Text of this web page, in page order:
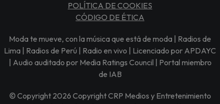
POLÍTICA DE COOKIES
CÓDIGO DE ÉTICA
Moda te mueve, con la música que está de moda | Radios de
Lima | Radios de Perú | Radio en vivo | Licenciado por APDAYC
| Audio auditado por Media Ratings Council | Portal miembro
de IAB
© Copyright 2026 Copyright CRP Medios y Entretenimiento